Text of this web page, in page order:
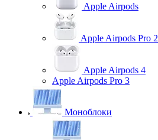
Apple Airpods
Apple Airpods Pro 2
Apple Airpods 4
Apple Airpods Pro 3
Моноблоки